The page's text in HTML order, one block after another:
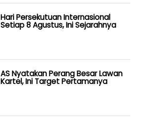
Hari Persekutuan Internasional
Setiap 8 Agustus, Ini Sejarahnya
AS Nyatakan Perang Besar Lawan
Kartel, Ini Target Pertamanya